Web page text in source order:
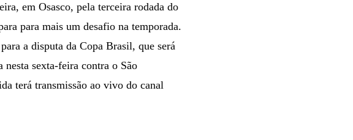
em Osasco, pela terceira rodada do
para mais um desafio na temporada.
a disputa da Copa Brasil, que será
sexta-feira contra o São
terá transmissão ao vivo do canal